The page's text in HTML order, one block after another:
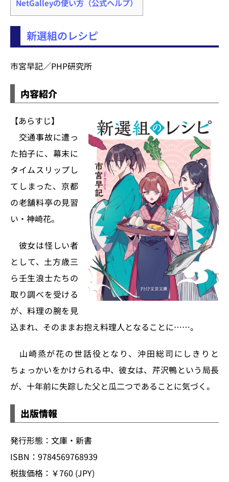
NetGalleyの使い方（公式ヘルプ）
新選組のレシピ
市宮早記／PHP研究所
内容紹介
【あらすじ】
交通事故に遭っ
た拍子に、幕末に
タイムスリップし
てしまった、京都
の老舗料亭の見習
い・神崎花。
彼女は怪しい者
として、土方歳三
ら壬生浪士たちの
取り調べを受ける
が、料理の腕を見
込まれ、そのままお抱え料理人となることに……。
山崎烝が花の世話役となり、沖田総司にしきりと
ちょっかいをかけられる中、彼女は、芹沢鴨という局長
が、十年前に失踪した父と瓜二つであることに気づく。
出版情報
発行形態：文庫・新書
ISBN：9784569768939
税抜価格：￥760 (JPY)